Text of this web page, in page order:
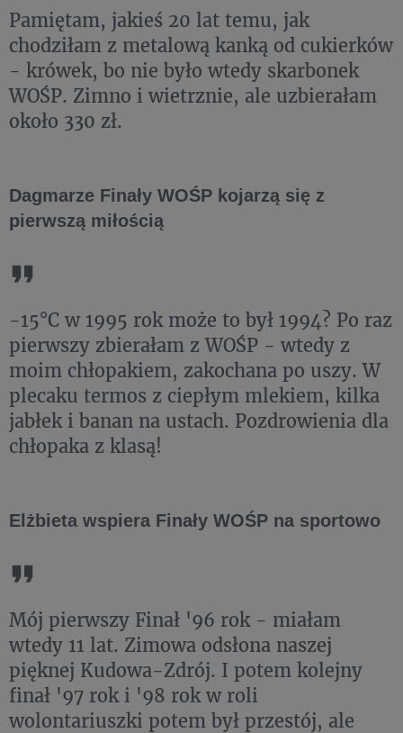
Pamiętam, jakieś 20 lat temu, jak
chodziłam z metalową kanką od cukierków
- krówek, bo nie było wtedy skarbonek
WOŚP. Zimno i wietrznie, ale uzbierałam
około 330 zł.
Dagmarze Finały WOŚP kojarzą się z
pierwszą miłością
-15°C w 1995 rok może to był 1994? Po raz
pierwszy zbierałam z WOŚP - wtedy z
moim chłopakiem, zakochana po uszy. W
plecaku termos z ciepłym mlekiem, kilka
jabłek i banan na ustach. Pozdrowienia dla
chłopaka z klasą!
Elżbieta wspiera Finały WOŚP na sportowo
Mój pierwszy Finał '96 rok - miałam
wtedy 11 lat. Zimowa odsłona naszej
pięknej Kudowa-Zdrój. I potem kolejny
finał '97 rok i '98 rok w roli
wolontariuszki potem był przestój, ale